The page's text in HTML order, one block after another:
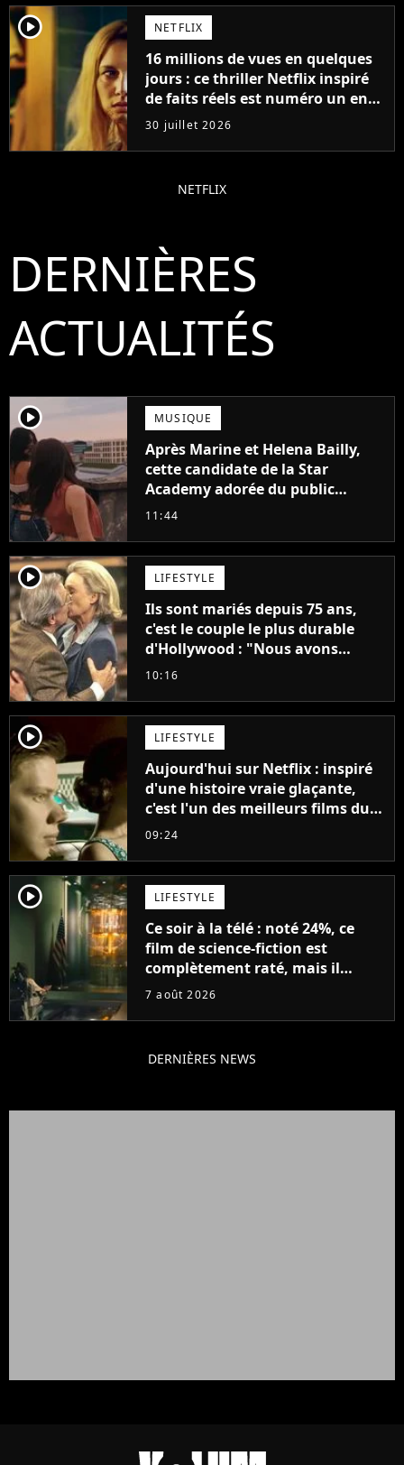
player2 NETFLIX
16 millions de vues en quelques
jours : ce thriller Netflix inspiré
de faits réels est numéro un en
France
30 juillet 2026
NETFLIX
DERNIÈRES
ACTUALITÉS
player2 MUSIQUE
Après Marine et Helena Bailly,
cette candidate de la Star
Academy adorée du public
annonce son premier album,
11:44
player2 LIFESTYLE
Ils sont mariés depuis 75 ans,
c'est le couple le plus durable
d'Hollywood : "Nous avons
avancé jour après jour, et les
décennies"
10:16
player2 LIFESTYLE
Aujourd'hui sur Netflix : inspiré
d'une histoire vraie glaçante,
c'est l'un des meilleurs films du
21ème siècle
09:24
player2 LIFESTYLE
Ce soir à la télé : noté 24%, ce
film de science-fiction est
complètement raté, mais il
aurait pu être encore pire à
7 août 2026
DERNIÈRES NEWS